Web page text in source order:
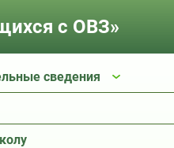
с ОВЗ»
сведения